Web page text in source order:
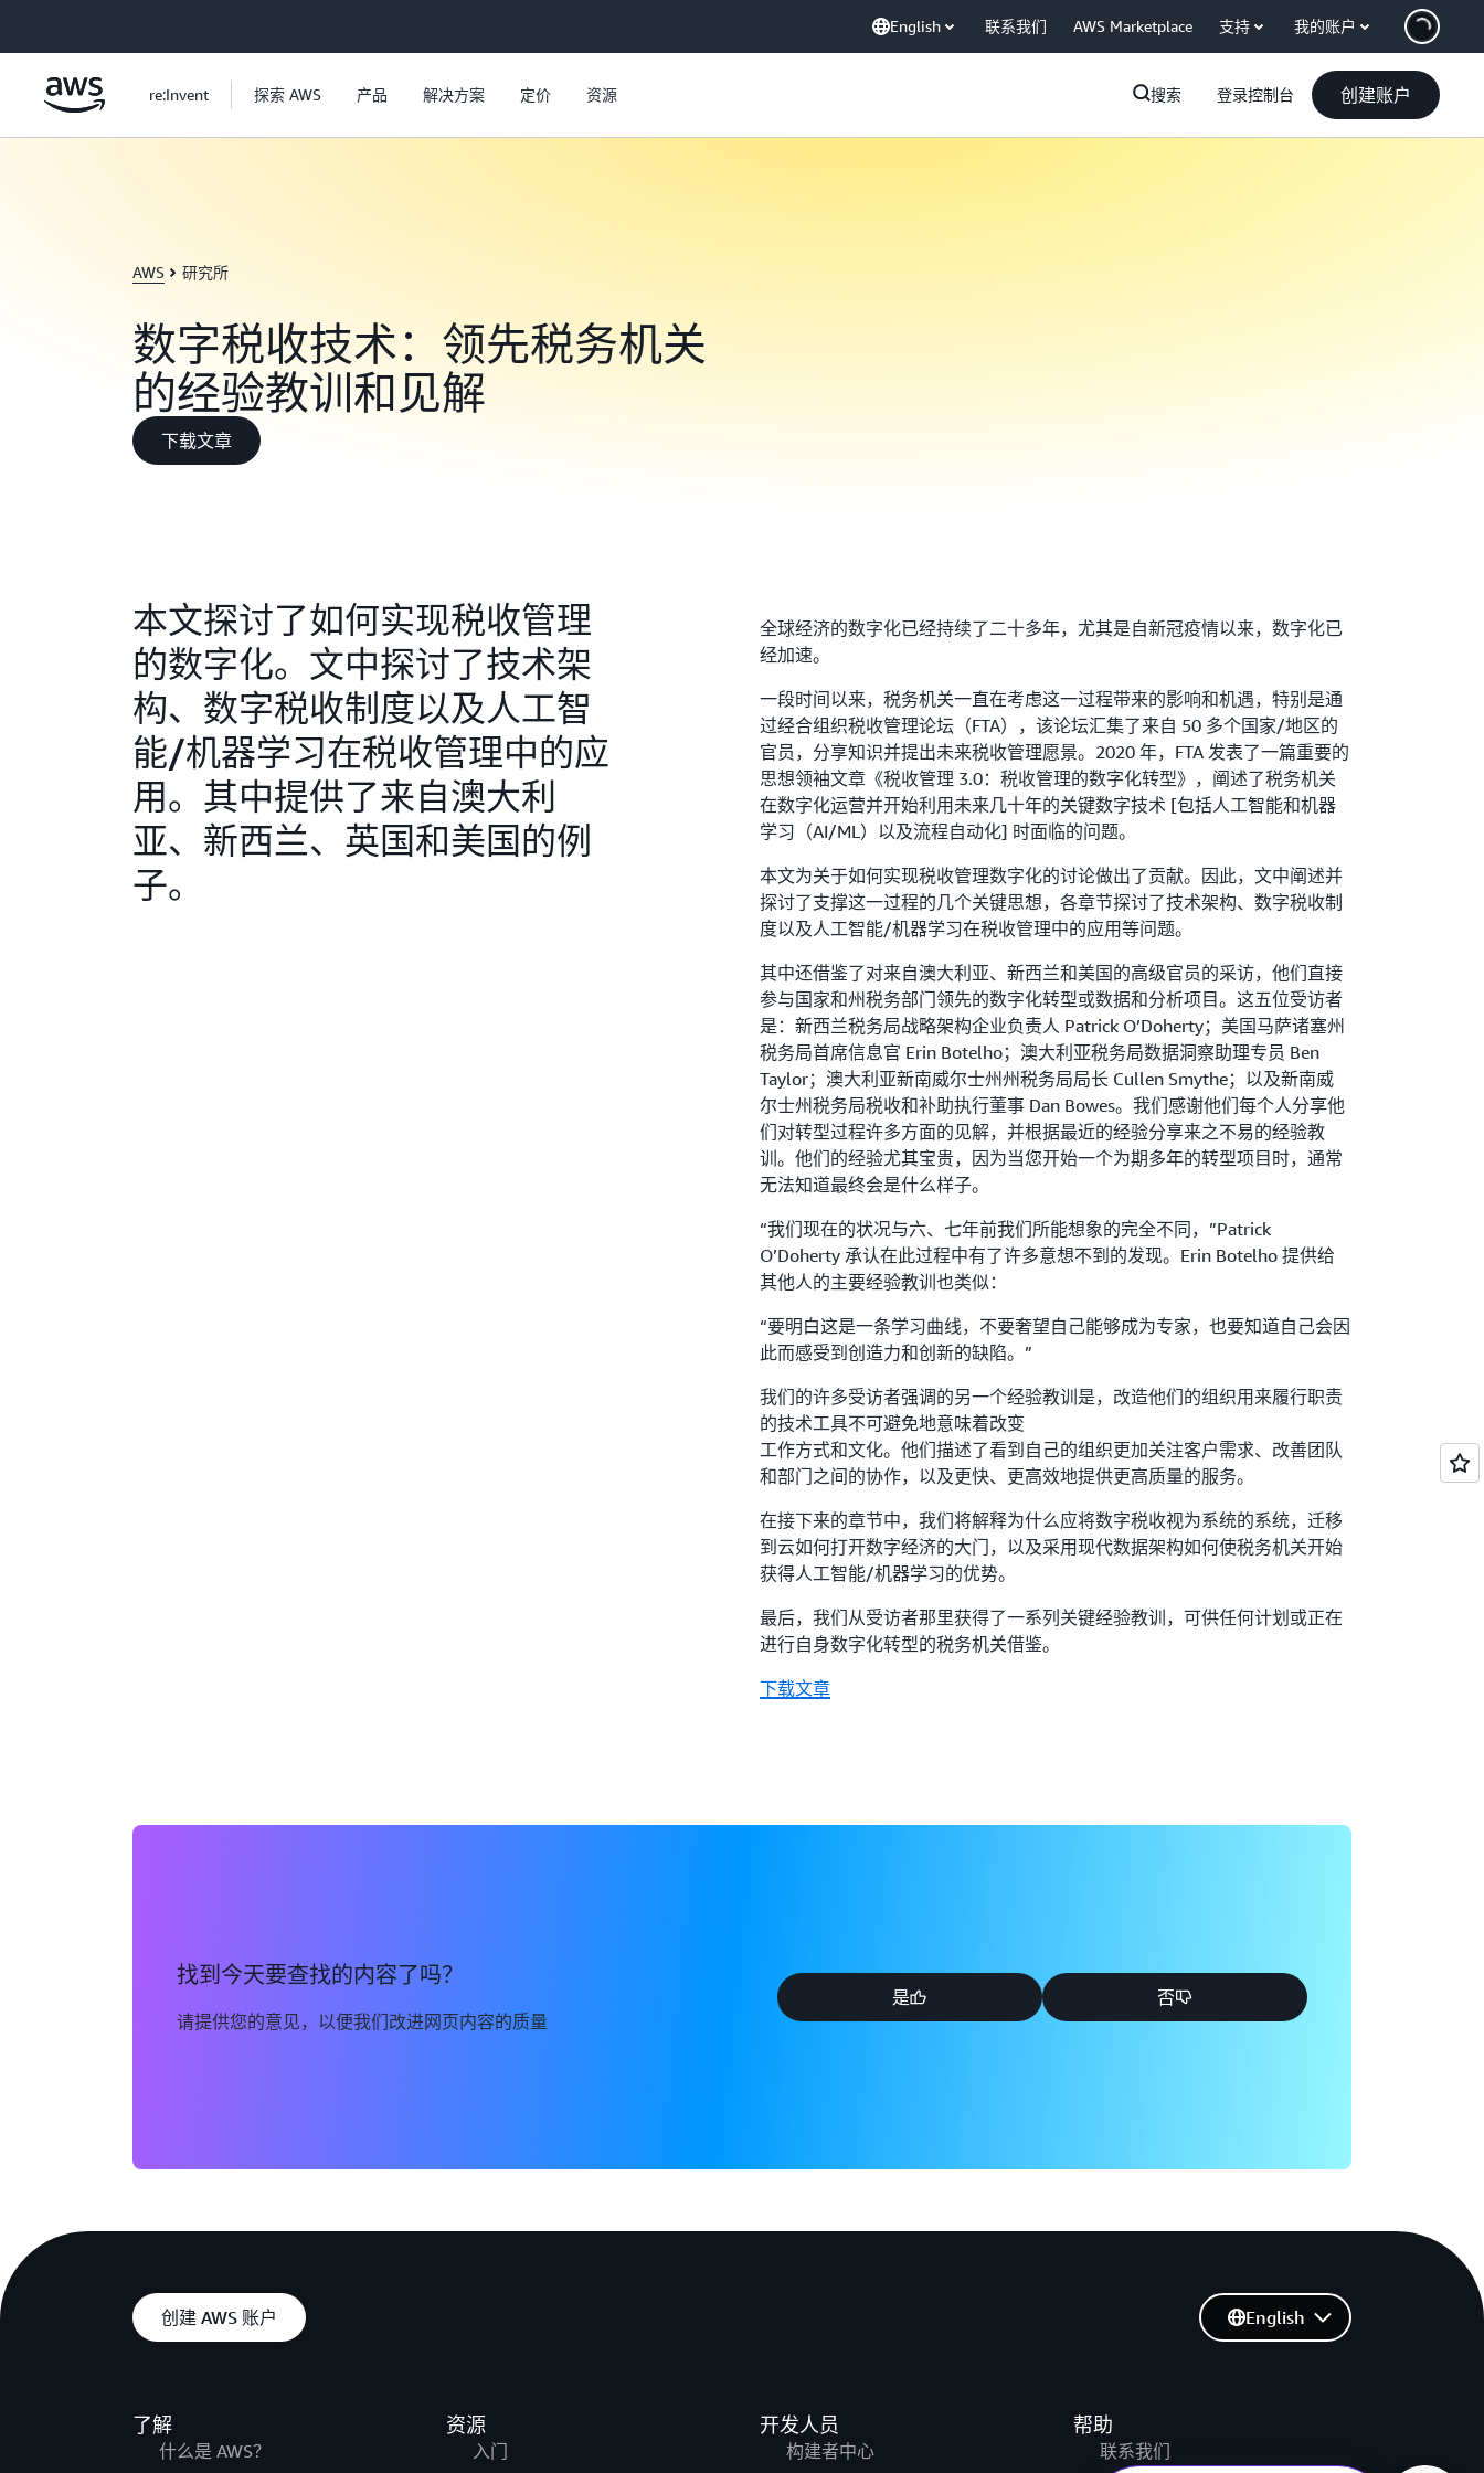
English 联系我们 AWS Marketplace 支持 我的账户
re:Invent 探索 AWS 产品 解决方案 定价 资源 搜索 登录控制台 创建账户
AWS 研究所
数字税收技术：领先税务机关
的经验教训和见解
下载文章
本文探讨了如何实现税收管理
的数字化。文中探讨了技术架
构、数字税收制度以及人工智
能/机器学习在税收管理中的应
用。其中提供了来自澳大利
亚、新西兰、英国和美国的例
子。
全球经济的数字化已经持续了二十多年，尤其是自新冠疫情以来，数字化已
经加速。
一段时间以来，税务机关一直在考虑这一过程带来的影响和机遇，特别是通
过经合组织税收管理论坛（FTA），该论坛汇集了来自 50 多个国家/地区的
官员，分享知识并提出未来税收管理愿景。2020 年，FTA 发表了一篇重要的
思想领袖文章《税收管理 3.0：税收管理的数字化转型》，阐述了税务机关
在数字化运营并开始利用未来几十年的关键数字技术 [包括人工智能和机器
学习（AI/ML）以及流程自动化] 时面临的问题。
本文为关于如何实现税收管理数字化的讨论做出了贡献。因此，文中阐述并
探讨了支撑这一过程的几个关键思想，各章节探讨了技术架构、数字税收制
度以及人工智能/机器学习在税收管理中的应用等问题。
其中还借鉴了对来自澳大利亚、新西兰和美国的高级官员的采访，他们直接
参与国家和州税务部门领先的数字化转型或数据和分析项目。这五位受访者
是：新西兰税务局战略架构企业负责人 Patrick O’Doherty；美国马萨诸塞州
税务局首席信息官 Erin Botelho；澳大利亚税务局数据洞察助理专员 Ben
Taylor；澳大利亚新南威尔士州州税务局局长 Cullen Smythe；以及新南威
尔士州税务局税收和补助执行董事 Dan Bowes。我们感谢他们每个人分享他
们对转型过程许多方面的见解，并根据最近的经验分享来之不易的经验教
训。他们的经验尤其宝贵，因为当您开始一个为期多年的转型项目时，通常
无法知道最终会是什么样子。
“我们现在的状况与六、七年前我们所能想象的完全不同，”Patrick
O’Doherty 承认在此过程中有了许多意想不到的发现。Erin Botelho 提供给
其他人的主要经验教训也类似：
“要明白这是一条学习曲线，不要奢望自己能够成为专家，也要知道自己会因
此而感受到创造力和创新的缺陷。”
我们的许多受访者强调的另一个经验教训是，改造他们的组织用来履行职责
的技术工具不可避免地意味着改变
工作方式和文化。他们描述了看到自己的组织更加关注客户需求、改善团队
和部门之间的协作，以及更快、更高效地提供更高质量的服务。
在接下来的章节中，我们将解释为什么应将数字税收视为系统的系统，迁移
到云如何打开数字经济的大门，以及采用现代数据架构如何使税务机关开始
获得人工智能/机器学习的优势。
最后，我们从受访者那里获得了一系列关键经验教训，可供任何计划或正在
进行自身数字化转型的税务机关借鉴。
下载文章
找到今天要查找的内容了吗？
请提供您的意见，以便我们改进网页内容的质量
是 否
创建 AWS 账户
了解
什么是 AWS？
资源
入门
开发人员
构建者中心
帮助
联系我们
English